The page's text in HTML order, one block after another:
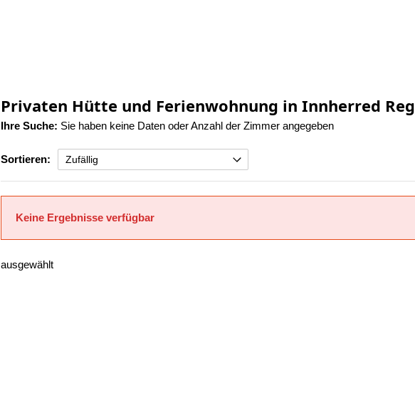
Privaten Hütte und Ferienwohnung in Innherred
Ihre Suche: Sie haben keine Daten oder Anzahl der Zimmer angegeben
Sortieren:
Keine Ergebnisse verfügbar
ausgewählt